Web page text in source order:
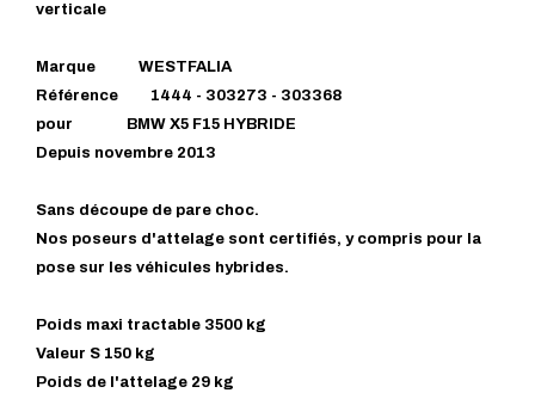
verticale
Marque WESTFALIA
Référence 1444 - 303273 - 303368
pour BMW X5 F15 HYBRIDE
Depuis novembre 2013
Sans découpe de pare choc.
Nos poseurs d'attelage sont certifiés, y compris pour la
pose sur les véhicules hybrides.
Poids maxi tractable 3500 kg
Valeur S 150 kg
Poids de l'attelage 29 kg